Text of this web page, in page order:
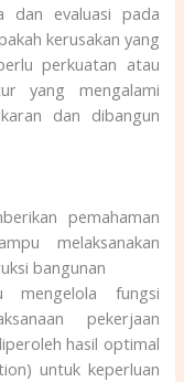
dan evaluasi pada
kerusakan yang
perkuatan atau
yang mengalami
dan dibangun
pemahaman
melaksanakan
bangunan
mengelola fungsi
pekerjaan
hasil optimal
untuk keperluan